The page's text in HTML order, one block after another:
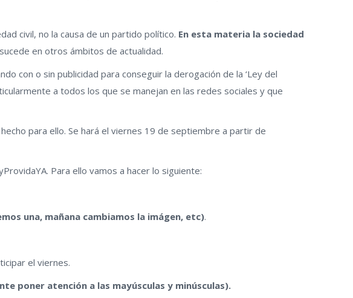
civil, no la causa de un partido político. En esta materia la sociedad
en otros ámbitos de actualidad.
con o sin publicidad para conseguir la derogación de la ‘Ley del
a todos los que se manejan en las redes sociales y que
para ello. Se hará el viernes 19 de septiembre a partir de
Para ello vamos a hacer lo siguiente:
una, mañana cambiamos la imágen, etc).
el viernes.
poner atención a las mayúsculas y minúsculas).